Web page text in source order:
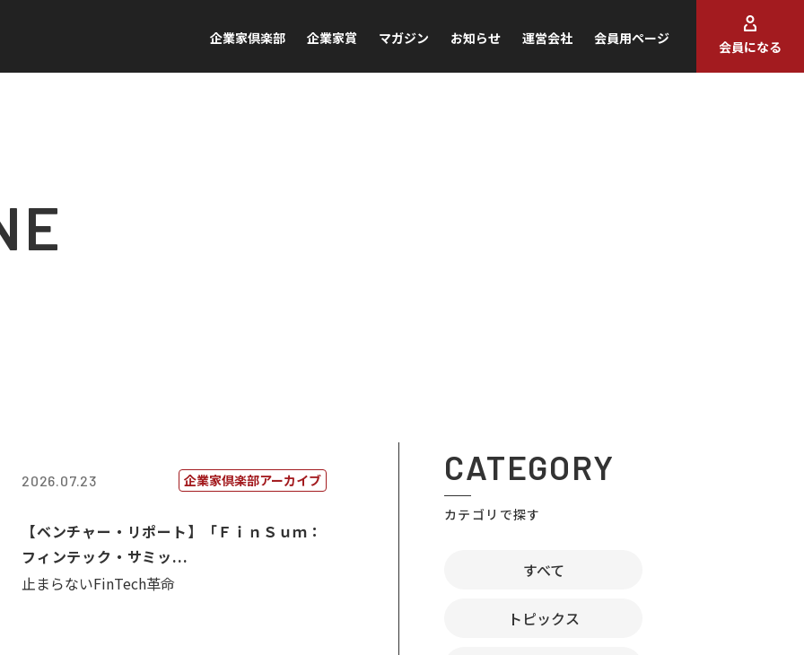
企業家倶楽部 企業家賞 マガジン お知らせ 運営会社 会員用ページ
会員になる
2026.07.23 企業家倶楽部アーカイブ
【ベンチャー・リポート】「ＦｉｎＳｕｍ：
フィンテック・サミッ...
止まらないFinTech革命
CATEGORY
カテゴリで探す
すべて
トピックス